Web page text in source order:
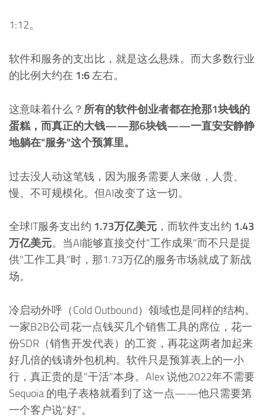
1:12。
软件和服务的支出比，就是这么悬殊。而大多数行业
的比例大约在1:6左右。
这意味着什么？所有的软件创业者都在抢那1块钱的
蛋糕，而真正的大钱——那6块钱——一直安安静静
地躺在"服务"这个预算里。
过去没人动这笔钱，因为服务需要人来做，人贵、
慢、不可规模化。但AI改变了这一切。
全球IT服务支出约 1.73万亿美元 ，而软件支出约 1.43
万亿美元。当AI能够直接交付"工作成果"而不只是提
供"工作工具"时，那1.73万亿的服务市场就成了新战
场。
冷启动外呼（Cold Outbound）领域也是同样的结构。
一家B2B公司花一点钱买几个销售工具的席位，花一
份SDR（销售开发代表）的工资，再花这两者加起来
好几倍的钱请外包机构。软件只是预算表上的一小
行，真正贵的是"干活"本身。Alex 说他2022年不需要
Sequoia 的电子表格就看到了这一点——他只需要第
一个客户说"好"。